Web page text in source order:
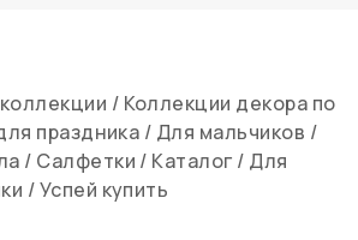
/ Коллекции декора по
праздника / Для мальчиков /
/ Салфетки / Каталог / Для
/Успей купить